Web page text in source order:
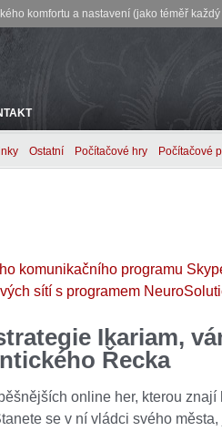
komfortu a nastavení (jako téměř
Ostatní Počítačové hry Počítačové
komunikačního programu
sítí s programem
Ikariam,
Řecka
online her, kterou znají
se v ní vládci svého města,